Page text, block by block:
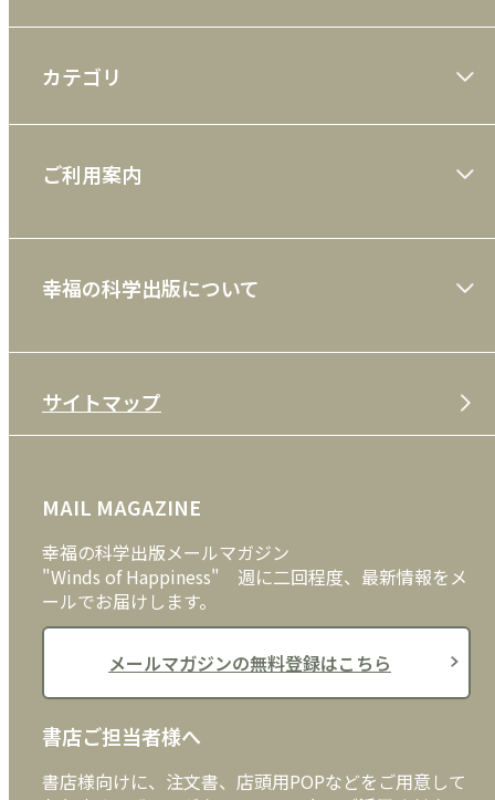
カテゴリ
雑誌
CD
DVD・ブルーレイ
外国語
ご利用案内
利用規約
特定商取引法
プライバシーポリシー
クッキーポリシー
幸福の科学出版について
メディア・ライブラリー
サイトマップ
MAIL MAGAZINE
幸福の科学出版メールマガジン
"Winds of Happiness" 週に二回程度、最新情報をメ
ールでお届けします。
メールマガジンの無料登録はこちら
書店ご担当者様へ
書店様向けに、注文書、店頭用POPなどをご用意して